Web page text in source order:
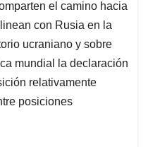
el camino hacia
con Rusia en la
ucraniano y sobre
mundial la declaración
relativamente
posiciones